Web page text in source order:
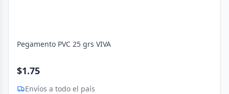
Pegamento PVC 25 grs VIVA
$1.75
Envíos a todo el país